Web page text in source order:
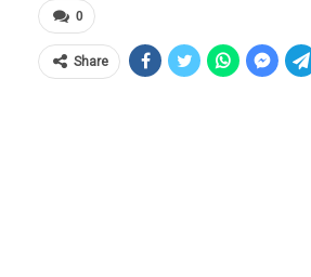
0
Share